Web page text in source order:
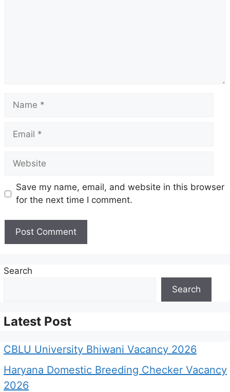
Name
Email
Website
Save my name, email, and website in this browser
for the next time I comment.
Search
Search
Latest Post
CBLU University Bhiwani Vacancy 2026
Haryana Domestic Breeding Checker Vacancy
2026